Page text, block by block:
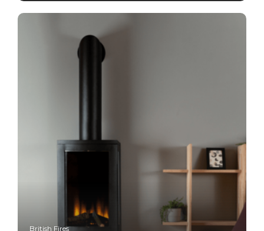
British Fires